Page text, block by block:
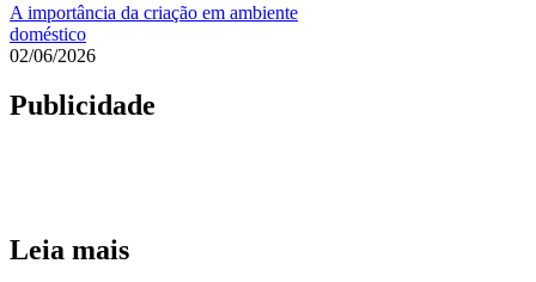
A importância da criação em ambiente
doméstico
02/06/2026
Publicidade
Leia mais